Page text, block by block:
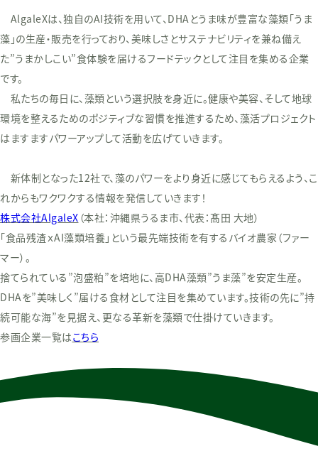
AlgaleXは、独自のAI技術を用いて、DHAとうま味が豊富な藻類「うま
藻」の生産・販売を行っており、美味しさとサステナビリティを兼ね備え
た”うまかしこい”食体験を届けるフードテックとして注目を集める企業
です。
私たちの毎日に、藻類という選択肢を身近に。健康や美容、そして地球
環境を整えるためのポジティブな習慣を推進するため、藻活プロジェクト
はますますパワーアップして活動を広げていきます。
新体制となった12社で、藻のパワーをより身近に感じてもらえるよう、こ
れからもワクワクする情報を発信していきます！
株式会社AlgaleX （本社：沖縄県うるま市、代表：髙田 大地）
「食品残渣ｘAI藻類培養」という最先端技術を有するバイオ農家（ファー
マー）。
捨てられている”泡盛粕”を培地に、高DHA藻類”うま藻”を安定生産。
DHAを”美味しく”届ける食材として注目を集めています。技術の先に”持
続可能な海”を見据え、更なる革新を藻類で仕掛けていきます。
参画企業一覧はこちら